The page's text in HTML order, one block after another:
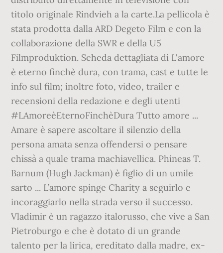
titolo originale Rindvieh a la carte.La pellicola è
stata prodotta dalla ARD Degeto Film e con la
collaborazione della SWR e della U5
Filmproduktion. Scheda dettagliata di L'amore
è eterno finchè dura, con trama, cast e tutte le
info sul film; inoltre foto, video, trailer e
recensioni della redazione e degli utenti
#LAmoreèEternoFinchèDura Tutto amore ...
Amare è sapere ascoltare il silenzio della
persona amata senza offendersi o pensare
chissà a quale trama machiavellica. Phineas T.
Barnum (Hugh Jackman) è figlio di un umile
sarto ... L’amore spinge Charity a seguirlo e
incoraggiarlo nella strada verso il successo.
Vladimir è un ragazzo italorusso, che vive a San
Pietroburgo e che è dotato di un grande
talento per la lirica, ereditato dalla madre, ex-